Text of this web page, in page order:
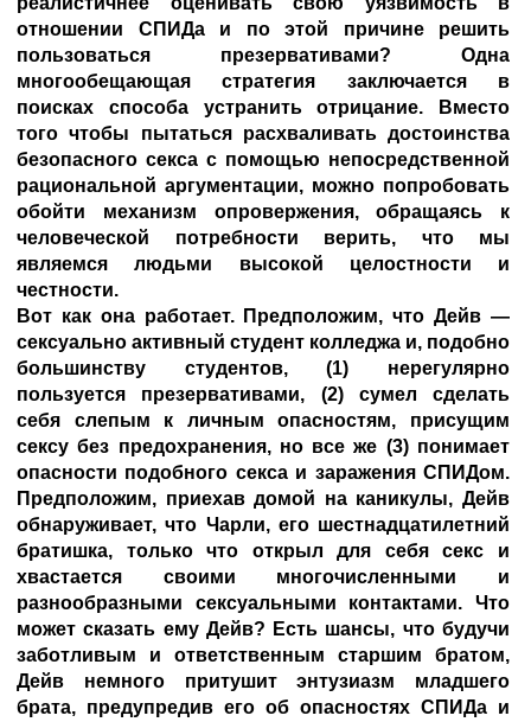
отношении СПИДа и по этой причине решить
пользоваться презервативами? Одна
многообещающая стратегия заключается в
поисках способа устранить отрицание. Вместо
того чтобы пытаться расхваливать достоинства
безопасного секса с помощью непосредственной
рациональной аргументации, можно попробовать
обойти механизм опровержения, обращаясь к
человеческой потребности верить, что мы
являемся людьми высокой целостности и
честности.
Вот как она работает. Предположим, что Дейв —
сексуально активный студент колледжа и, подобно
большинству студентов, (1) нерегулярно
пользуется презервативами, (2) сумел сделать
себя слепым к личным опасностям, присущим
сексу без предохранения, но все же (3) понимает
опасности подобного секса и заражения СПИДом.
Предположим, приехав домой на каникулы, Дейв
обнаруживает, что Чарли, его шестнадцатилетний
братишка, только что открыл для себя секс и
хвастается своими многочисленными и
разнообразными сексуальными контактами. Что
может сказать ему Дейв? Есть шансы, что будучи
заботливым и ответственным старшим братом,
Дейв немного притушит энтузиазм младшего
брата, предупредив его об опасностях СПИДа и